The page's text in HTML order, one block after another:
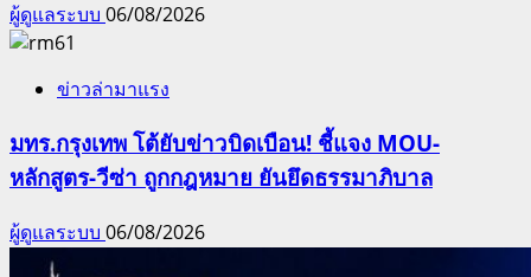
ผู้ดูแลระบบ 06/08/2026
ข่าวล่ามาแรง
มทร.กรุงเทพ โต้ยับข่าวบิดเบือน! ชี้แจง MOU-
หลักสูตร-วีซ่า ถูกกฎหมาย ยันยึดธรรมาภิบาล
ผู้ดูแลระบบ 06/08/2026